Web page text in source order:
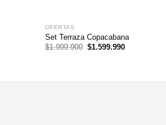
OFERTAS
Set Terraza Copacabana
$1.999.900 El
$1.599.990El